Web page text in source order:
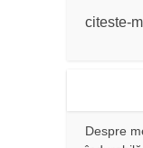
citeste-
Despre